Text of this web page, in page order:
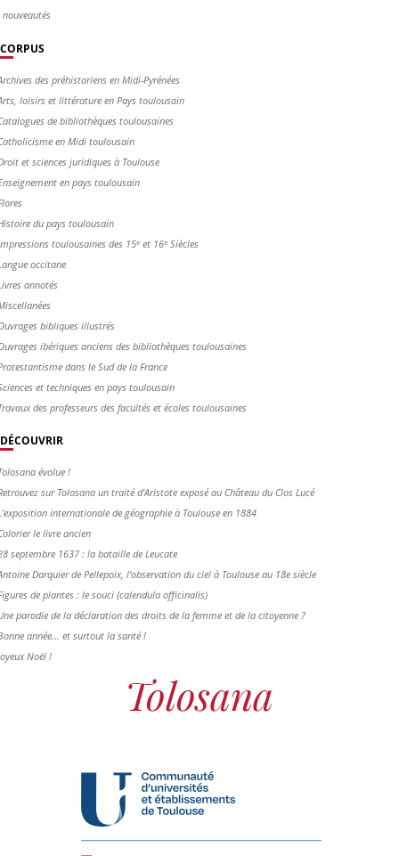
nouveautés
CORPUS
des préhistoriens en Midi-Pyrénées
loisirs et littérature en Pays toulousain
de bibliothèques toulousaines
en Midi toulousain
et sciences juridiques à Toulouse
en pays toulousain
du pays toulousain
toulousaines des 15ᵉ et 16ᵉ Siècles
occitane
annotés
bibliques illustrés
ibériques anciens des bibliothèques toulousaines
dans le Sud de la France
et techniques en pays toulousain
des professeurs des facultés et écoles toulousaines
DÉCOUVRIR
évolue !
sur Tolosana un traité d'Aristote exposé au Château du Clos Lucé
internationale de géographie à Toulouse en 1884
le livre ancien
septembre 1637 : la bataille de Leucate
Darquier de Pellepoix, l’observation du ciel à Toulouse au 18e siècle
de plantes : le souci (calendula officinalis)
parodie de la déclaration des droits de la femme et de la citoyenne ?
année... et surtout la santé !
Noël !